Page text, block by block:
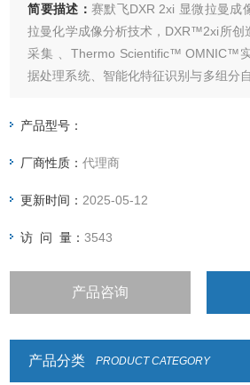
简要描述： 赛默飞DXR 2xi 显微拉曼成
拉曼化学成像分析技术，DXR™2xi所创
采集 、Thermo Scientific™ OMNIC™
据处理系统、智能化特征识别与多组分
产品型号：
厂商性质：代理商
更新时间： 2025-05-12
访 问 量：3543
产品咨询
产品分类 PRODUCT CATEGORY